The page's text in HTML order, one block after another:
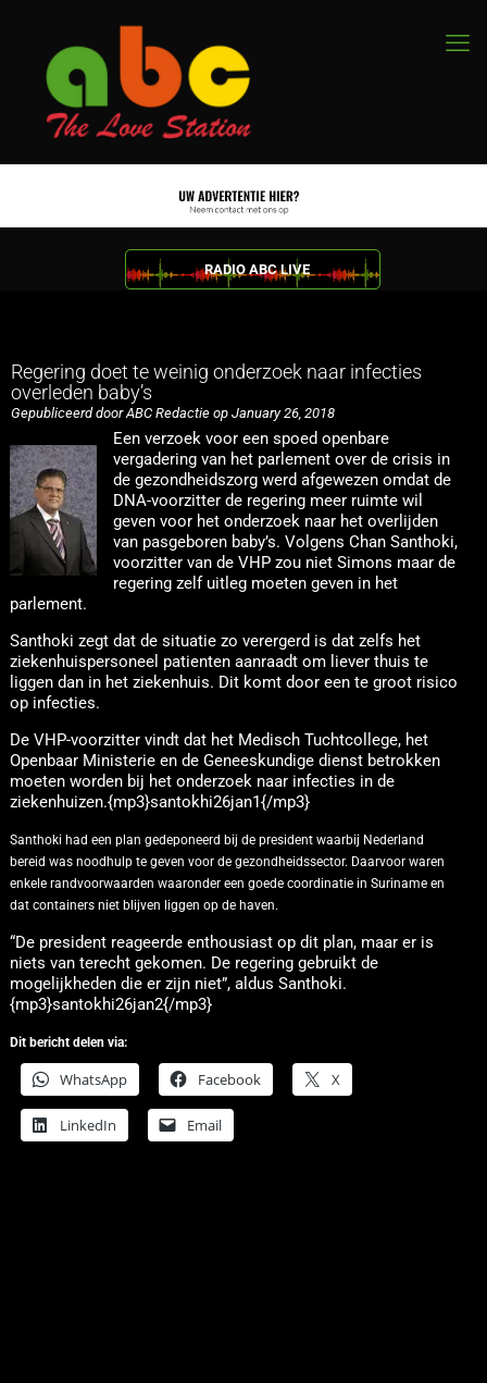
RADIO ABC LIVE
Regering doet te weinig onderzoek naar infecties
overleden baby’s
Gepubliceerd door ABC Redactie op January 26, 2018
Een verzoek voor een spoed openbare
vergadering van het parlement over de crisis in
de gezondheidszorg werd afgewezen omdat de
DNA-voorzitter de regering meer ruimte wil
geven voor het onderzoek naar het overlijden
van pasgeboren baby’s. Volgens Chan Santhoki,
voorzitter van de VHP zou niet Simons maar de
regering zelf uitleg moeten geven in het
parlement.
Santhoki zegt dat de situatie zo verergerd is dat zelfs het
ziekenhuispersoneel patienten aanraadt om liever thuis te
liggen dan in het ziekenhuis. Dit komt door een te groot risico
op infecties.
De VHP-voorzitter vindt dat het Medisch Tuchtcollege, het
Openbaar Ministerie en de Geneeskundige dienst betrokken
moeten worden bij het onderzoek naar infecties in de
ziekenhuizen.{mp3}santokhi26jan1{/mp3}
Santhoki had een plan gedeponeerd bij de president waarbij Nederland
bereid was noodhulp te geven voor de gezondheidssector. Daarvoor waren
enkele randvoorwaarden waaronder een goede coordinatie in Suriname en
dat containers niet blijven liggen op de haven.
“De president reageerde enthousiast op dit plan, maar er is
niets van terecht gekomen. De regering gebruikt de
mogelijkheden die er zijn niet”, aldus Santhoki.
{mp3}santokhi26jan2{/mp3}
Dit bericht delen via:
WhatsApp Facebook X
LinkedIn Email